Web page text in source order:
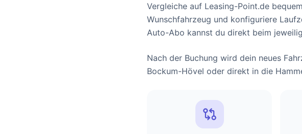
Vergleiche auf Leasing-Point.de
Wunschfahrzeug und konfiguriere
Auto-Abo kannst du direkt beim
Nach der Buchung wird dein neues
Bockum-Hövel oder direkt in die